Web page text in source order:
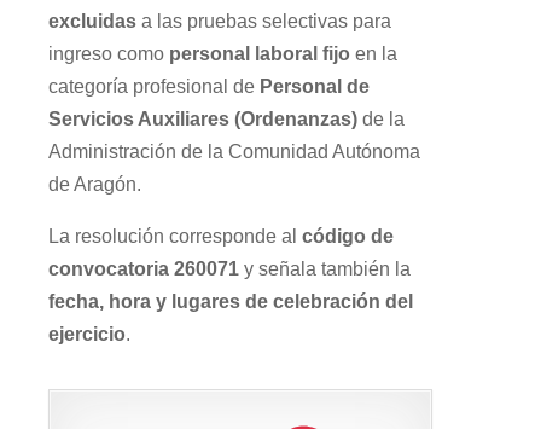
excluidasa las pruebas selectivas para
ingreso como personal laboral fijo en la
categoría profesional de Personal de
Servicios Auxiliares (Ordenanzas)de la
Administración de la Comunidad Autónoma
de Aragón.
La resolución corresponde al código de
convocatoria 260071y señala también la
fecha, hora y lugares de celebración del
ejercicio.